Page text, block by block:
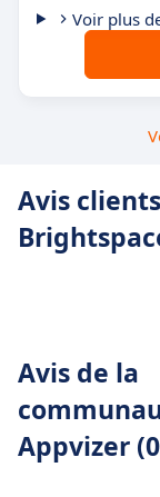
Voir plus
Avis
Avis de la
Appvizer